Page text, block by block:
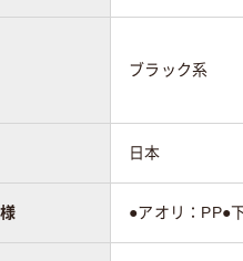
ブラック系
日本
●アオリ：PP●